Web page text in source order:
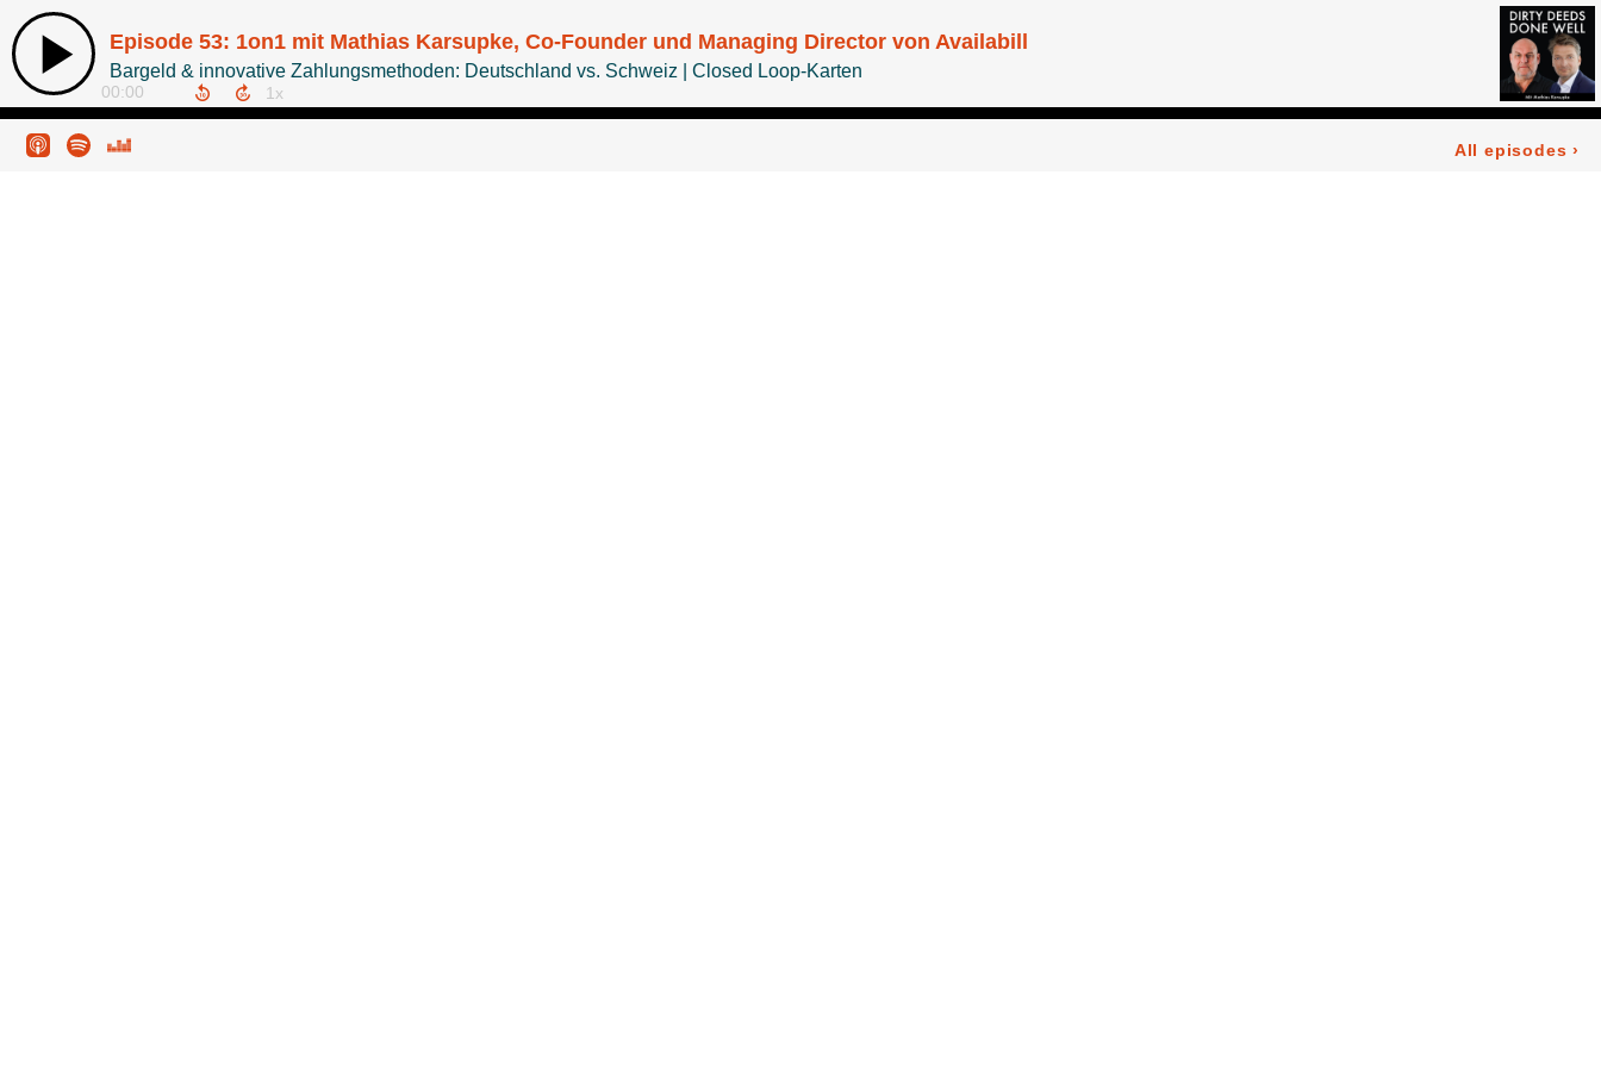
Episode 53: 1on1 mit Mathias Karsupke, Co-Founder und Managing Director von Availabill
Bargeld & innovative Zahlungsmethoden: Deutschland vs. Schweiz | Closed Loop-Karten
00:00
All episodes ›